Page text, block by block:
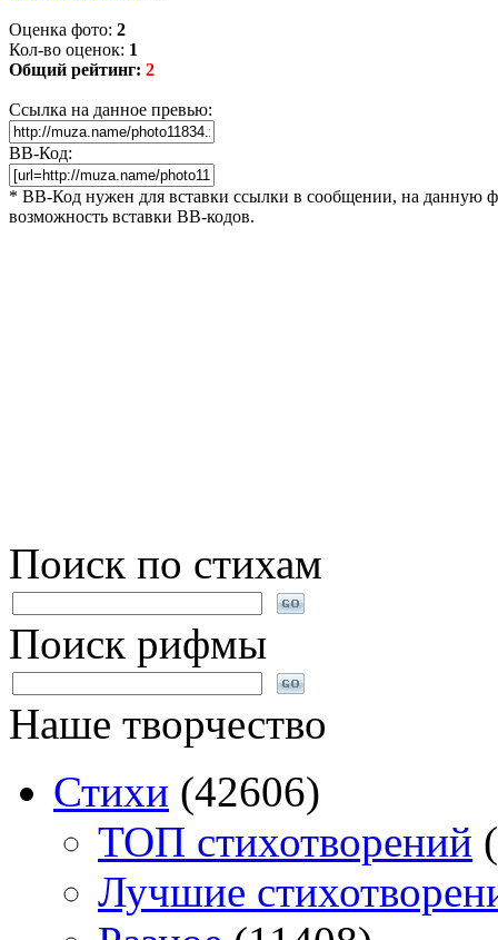
Оценка фото: 2
Кол-во оценок: 1
Общий рейтинг: 2
Ссылка на данное превью:
BB-Код:
* BB-Код нужен для вставки ссылки в сообщении, на данную
возможность вставки BB-кодов.
Поиск по стихам
Поиск рифмы
Наше творчество
Стихи (42606)
TOП стихотворений
Лучшие